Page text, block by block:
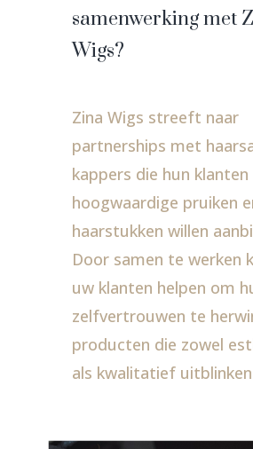
samenwerking met
Wigs?
Zina Wigs streeft naar
partnerships met
kappers die hun klanten
hoogwaardige pruiken
haarstukken willen
Door samen te werken
uw klanten helpen om
zelfvertrouwen te
producten die zowel
als kwalitatief